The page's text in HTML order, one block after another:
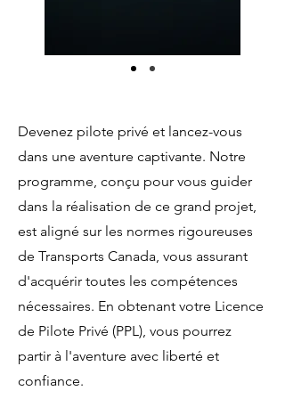
Devenez pilote privé et lancez-vous
dans une aventure captivante. Notre
programme, conçu pour vous guider
dans la réalisation de ce grand projet,
est aligné sur les normes rigoureuses
de Transports Canada, vous assurant
d'acquérir toutes les compétences
nécessaires. En obtenant votre Licence
de Pilote Privé (PPL), vous pourrez
partir à l'aventure avec liberté et
confiance.